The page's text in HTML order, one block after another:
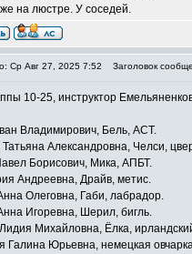
на люстре. У соседей.
Ср Авг 27, 2025 7:52 Заголовок
10-25, инструктор
Владимирович, Бель, АСТ.
Александровна, Челси,
Борисович, Мика, АПБТ.
Андреевна, Драйв, метис.
Олеговна, Габи, лабрадор.
Игоревна, Шерил, бигль.
Михайловна, Ёлка,
Галина Юрьевна, немецкая